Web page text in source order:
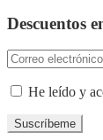
Descuentos
He leído y